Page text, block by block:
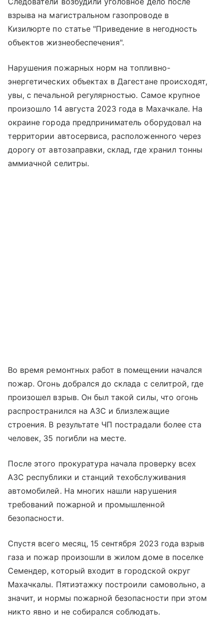
взрыва на магистральном газопроводе в
Кизилюрте по статье "Приведение в негодность
объектов жизнеобеспечения".
Нарушения пожарных норм на топливно-
энергетических объектах в Дагестане происходят,
увы, с печальной регулярностью. Самое крупное
произошло 14 августа 2023 года в Махачкале. На
окраине города предприниматель оборудовал на
территории автосервиса, расположенного через
дорогу от автозаправки, склад, где хранил тонны
аммиачной селитры.
Во время ремонтных работ в помещении начался
пожар. Огонь добрался до склада с селитрой, где
произошел взрыв. Он был такой силы, что огонь
распространился на АЗС и близлежащие
строения. В результате ЧП пострадали более ста
человек, 35 погибли на месте.
После этого прокуратура начала проверку всех
АЗС республики и станций техобслуживания
автомобилей. На многих нашли нарушения
требований пожарной и промышленной
безопасности.
Спустя всего месяц, 15 сентября 2023 года взрыв
газа и пожар произошли в жилом доме в поселке
Семендер, который входит в городской округ
Махачкалы. Пятиэтажку построили самовольно, а
значит, и нормы пожарной безопасности при этом
никто явно и не собирался соблюдать.